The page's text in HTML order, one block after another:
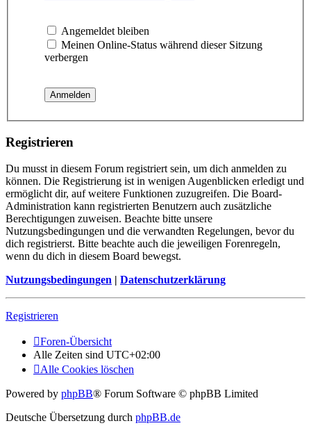
Angemeldet bleiben
Meinen Online-Status während dieser Sitzung
verbergen
Registrieren
Du musst in diesem Forum registriert sein, um dich anmelden zu
können. Die Registrierung ist in wenigen Augenblicken erledigt und
ermöglicht dir, auf weitere Funktionen zuzugreifen. Die Board-
Administration kann registrierten Benutzern auch zusätzliche
Berechtigungen zuweisen. Beachte bitte unsere
Nutzungsbedingungen und die verwandten Regelungen, bevor du
dich registrierst. Bitte beachte auch die jeweiligen Forenregeln,
wenn du dich in diesem Board bewegst.
Nutzungsbedingungen | Datenschutzerklärung
Registrieren
Foren-Übersicht
Alle Zeiten sind UTC+02:00
Alle Cookies löschen
Powered by phpBB® Forum Software © phpBB Limited
Deutsche Übersetzung durch phpBB.de